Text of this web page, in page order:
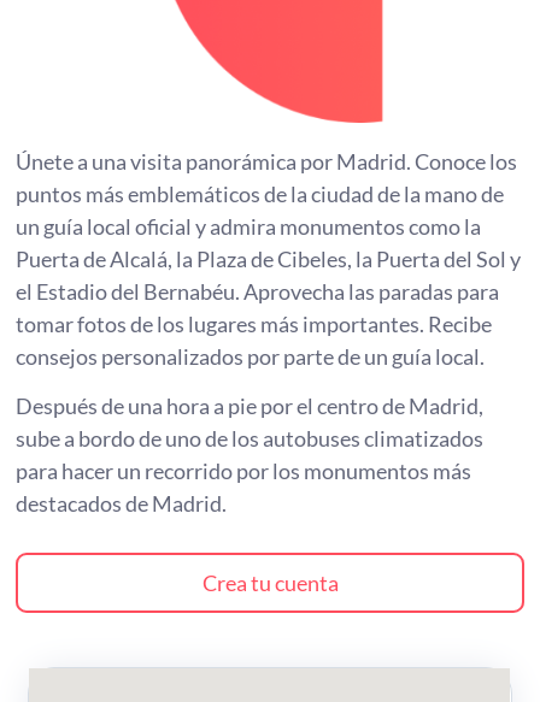
Únete a una visita panorámica por Madrid. Conoce los
puntos más emblemáticos de la ciudad de la mano de
un guía local oficial y admira monumentos como la
Puerta de Alcalá, la Plaza de Cibeles, la Puerta del Sol y
el Estadio del Bernabéu. Aprovecha las paradas para
tomar fotos de los lugares más importantes. Recibe
consejos personalizados por parte de un guía local.
Después de una hora a pie por el centro de Madrid,
sube a bordo de uno de los autobuses climatizados
para hacer un recorrido por los monumentos más
destacados de Madrid.
Crea tu cuenta